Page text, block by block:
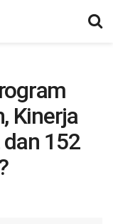
Kinerja
dan 152